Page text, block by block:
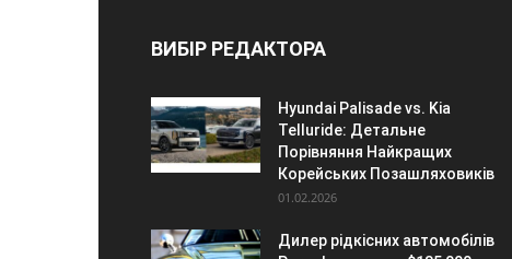
ВИБІР РЕДАКТОРА
Hyundai Palisade vs. Kia
Telluride: Детальне
Порівняння Найкращих
Корейських Позашляховиків
01.02.2026
Дилер рідкісних автомобілів